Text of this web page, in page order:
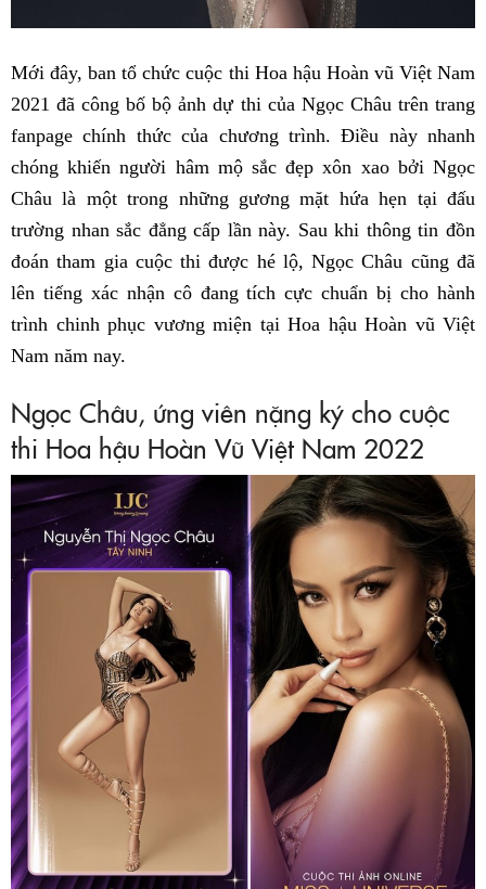
Mới đây, ban tổ chức cuộc thi Hoa hậu Hoàn vũ Việt Nam
2021 đã công bố bộ ảnh dự thi của Ngọc Châu trên trang
fanpage chính thức của chương trình. Điều này nhanh
chóng khiến người hâm mộ sắc đẹp xôn xao bởi Ngọc
Châu là một trong những gương mặt hứa hẹn tại đấu
trường nhan sắc đẳng cấp lần này. Sau khi thông tin đồn
đoán tham gia cuộc thi được hé lộ, Ngọc Châu cũng đã
lên tiếng xác nhận cô đang tích cực chuẩn bị cho hành
trình chinh phục vương miện tại Hoa hậu Hoàn vũ Việt
Nam năm nay.
Ngọc Châu, ứng viên nặng ký cho cuộc
thi Hoa hậu Hoàn Vũ Việt Nam 2022